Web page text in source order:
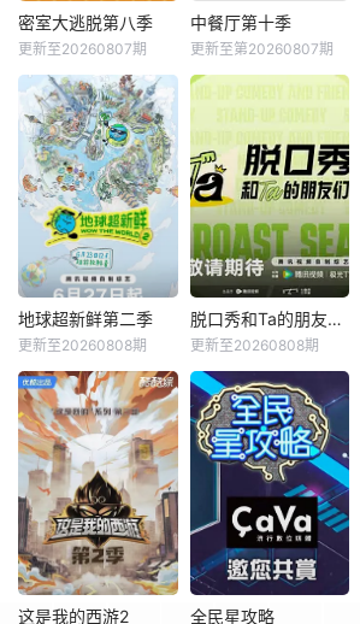
密室大逃脱第八季
更新至20260807期
中餐厅第十季
更新至第20260807期
地球超新鲜第二季
更新至20260808期
脱口秀和Ta的朋友们第三季
更新至20260808期
这是我的西游2 全民星攻略